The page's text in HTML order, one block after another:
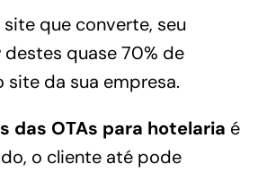
site que converte, seu
destes quase 70% de
da sua empresa.
das OTAs para hotelaria é
o cliente até pode